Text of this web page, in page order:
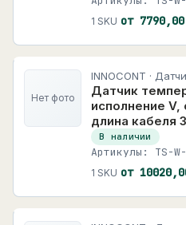
1 SKU от 7790,00
Нет фото
INNOCONT ·
Датчик
исполнение V,
длина кабеля
В наличии
Артикулы: TS-
1 SKU от